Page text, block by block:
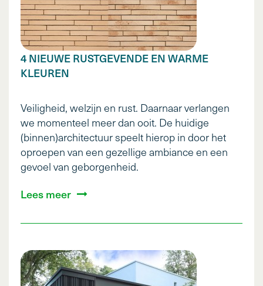
4 NIEUWE RUSTGEVENDE EN WARME
KLEUREN
Veiligheid, welzijn en rust. Daarnaar verlangen
we momenteel meer dan ooit. De huidige
(binnen)architectuur speelt hierop in door het
oproepen van een gezellige ambiance en een
gevoel van geborgenheid.
Lees meer